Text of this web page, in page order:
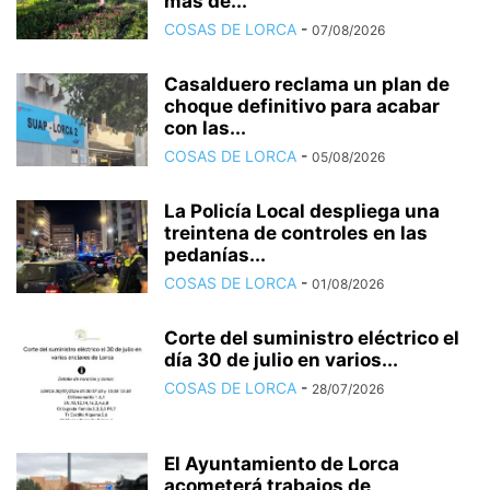
COSAS DE LORCA - 07/08/2026
Casalduero reclama un plan de
choque definitivo para acabar
con las...
COSAS DE LORCA - 05/08/2026
La Policía Local despliega una
treintena de controles en las
pedanías...
COSAS DE LORCA - 01/08/2026
Corte del suministro eléctrico el
día 30 de julio en varios...
COSAS DE LORCA - 28/07/2026
El Ayuntamiento de Lorca
acometerá trabajos de